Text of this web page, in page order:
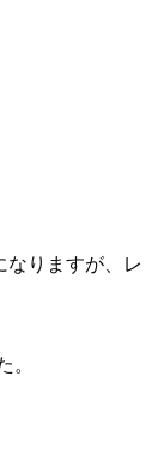
なりますが、レ